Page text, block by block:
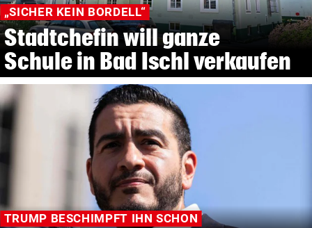
„SICHER KEIN BORDELL“
Stadtchefin will ganze
Schule in Bad Ischl verkaufen
TRUMP BESCHIMPFT IHN SCHON